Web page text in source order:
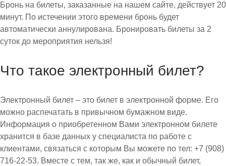
Бронь на билеты, заказанные на нашем сайте, действует 20
минут. По истечении этого времени бронь будет
автоматически аннулирована. Бронировать билеты за 2
суток до мероприятия нельзя!
Что такое электронный билет?
Электронный билет – это билет в электронной форме. Его
можно распечатать в привычном бумажном виде.
Информация о приобретенном Вами электронном билете
хранится в базе данных у специалиста по работе с
клиентами, связаться с которым Вы можете по тел: +7 (908)
716-22-53. Вместе с тем, так же, как и обычный билет,